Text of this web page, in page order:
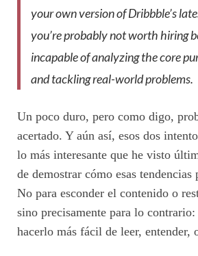
your own version of Dribbble’s
you’re probably not worth hiring
incapable of analyzing the core
and tackling real-world problems.
Un poco duro, pero como digo,
acertado. Y aún así, esos dos
lo más interesante que he visto
de demostrar cómo esas tendencias
No para esconder el contenido o
sino precisamente para lo
hacerlo más fácil de leer, entender,